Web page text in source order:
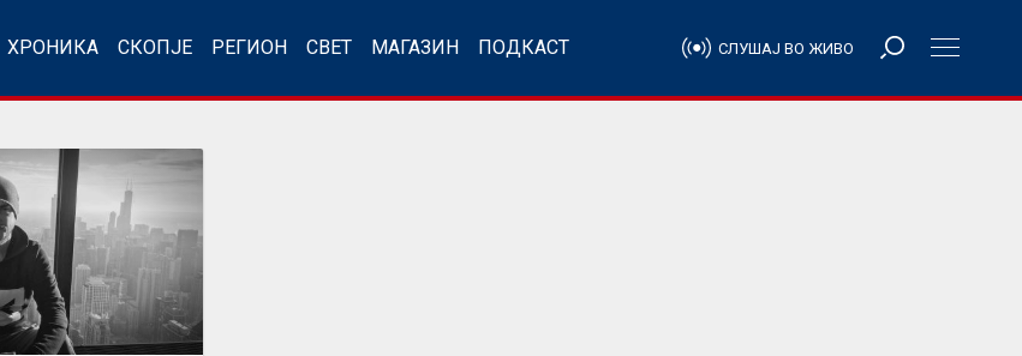
ХРОНИКА СКОПЈЕ РЕГИОН СВЕТ МАГАЗИН ПОДКАСТ СЛУШАЈ ВО ЖИВО